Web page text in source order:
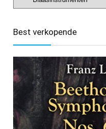
Best verkopende